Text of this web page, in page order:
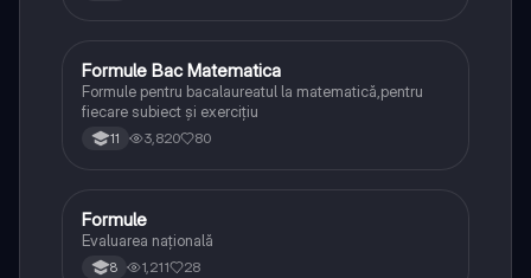
Matematică
Formule Bac Matematica
Formule pentru bacalaureatul la matematică,pentru
fiecare subiect și exercițiu
11 3,820 80
Matematică
Formule
Evaluarea națională
8 1,211 28